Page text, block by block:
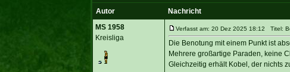
Autor
Nachricht
MS 1958
Kreisliga
Verfasst am: 20 Dez 2025 18:12 Titel:
Die Benotung mit einem Punkt ist
Mehrere großartige Paraden, keine
Gleichzeitig erhält Kobel, der nichts